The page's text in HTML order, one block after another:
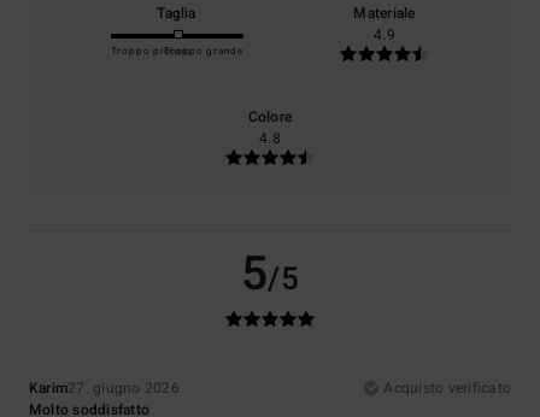
Taglia
Troppo piccoloTroppo grande
Materiale
4.9
Colore
4.8
5/5
Karim27. giugno 2026
Acquisto verificato
Molto soddisfatto